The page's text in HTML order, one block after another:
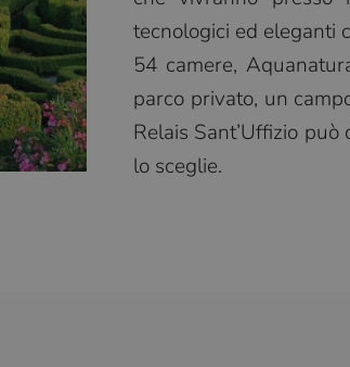
tecnologici ed eleganti
54 camere,
parco privato, un
Relais Sant’Uffizio
lo sceglie.